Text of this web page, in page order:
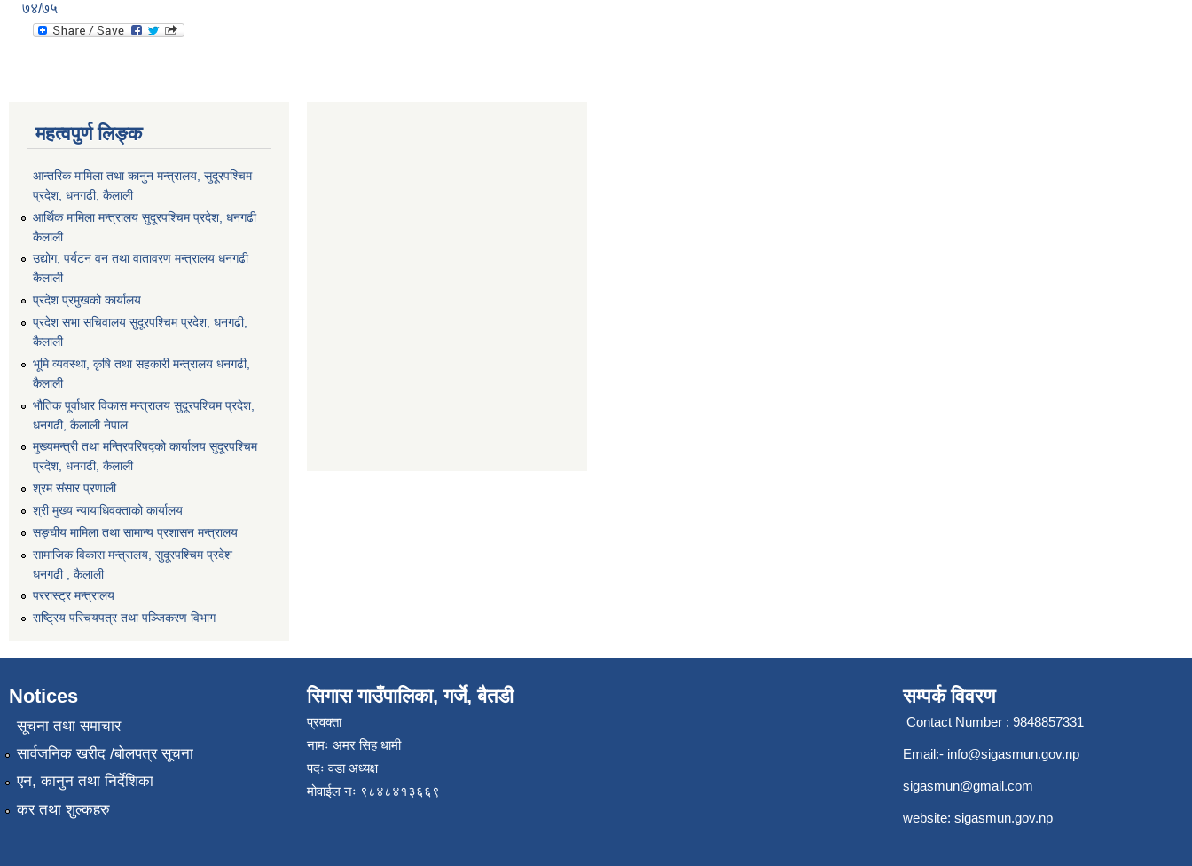
७४/७५
महत्वपुर्ण लिङ्क
आन्तरिक मामिला तथा कानुन मन्त्रालय, सुदूरपश्चिम
प्रदेश, धनगढी, कैलाली
आर्थिक मामिला मन्त्रालय सुदूरपश्चिम प्रदेश, धनगढी
कैलाली
उद्योग, पर्यटन वन तथा वातावरण मन्त्रालय धनगढी
कैलाली
प्रदेश प्रमुखको कार्यालय
प्रदेश सभा सचिवालय सुदूरपश्‍चिम प्रदेश, धनगढी,
कैलाली
भूमि व्यवस्था, कृषि तथा सहकारी मन्त्रालय धनगढी,
कैलाली
भौतिक पूर्वाधार विकास मन्त्रालय सुदूरपश्चिम प्रदेश,
धनगढी, कैलाली नेपाल
मुख्यमन्त्री तथा मन्त्रिपरिषद्को कार्यालय सुदूरपश्चिम
प्रदेश, धनगढी, कैलाली
श्रम संसार प्रणाली
श्री मुख्य न्यायाधिवक्ताको कार्यालय
सङ्‍घीय मामिला तथा सामान्य प्रशासन मन्त्रालय
सामाजिक विकास मन्त्रालय, सुदूरपश्चिम प्रदेश
धनगढी , कैलाली
पररास्ट्र मन्त्रालय
राष्ट्रिय परिचयपत्र तथा पञ्जिकरण विभाग
Notices
सूचना तथा समाचार
सार्वजनिक खरीद /बोलपत्र सूचना
एन, कानुन तथा निर्देशिका
कर तथा शुल्कहरु
सिगास गाउँपालिका, गर्जे, बैतडी
प्रवक्ता
नामः अमर सिह धामी
पदः वडा अध्यक्ष
मोवाईल न‌ः ९८४८४१३६६९
सम्पर्क विवरण
Contact Number : 9848857331
Email:- info@sigasmun.gov.np
sigasmun@gmail.com
website: sigasmun.gov.np